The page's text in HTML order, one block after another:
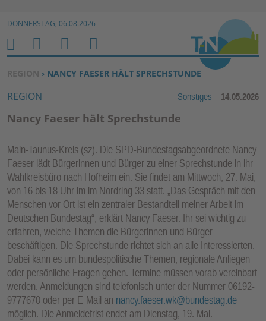
Zum Inhalt springen ↓
DONNERSTAG, 06.08.2026
SIE BEFINDEN SICH HIER:
REGION › NANCY FAESER HÄLT SPRECHSTUNDE
REGION Sonstiges 14.05.2026
Nancy Faeser hält Sprechstunde
Main-Taunus-Kreis (sz). Die SPD-Bundestagsabgeordnete Nancy
Faeser lädt Bürgerinnen und Bürger zu einer Sprechstunde in ihr
Wahlkreisbüro nach Hofheim ein. Sie findet am Mittwoch, 27. Mai,
von 16 bis 18 Uhr im im Nordring 33 statt. „Das Gespräch mit den
Menschen vor Ort ist ein zentraler Bestandteil meiner Arbeit im
Deutschen Bundestag“, erklärt Nancy Faeser. Ihr sei wichtig zu
erfahren, welche Themen die Bürgerinnen und Bürger
beschäftigen. Die Sprechstunde richtet sich an alle Interessierten.
Dabei kann es um bundespolitische Themen, regionale Anliegen
oder persönliche Fragen gehen. Termine müssen vorab vereinbart
werden. Anmeldungen sind telefonisch unter der Nummer 06192-
9777670 oder per E-Mail an nancy.faeser.wk@bundestag.de
möglich. Die Anmeldefrist endet am Dienstag, 19. Mai.
H
O
M
E
M
E
N
U
S
U
E
B
E
T
E
R
F
U
N
K
TI
O
N
E
N